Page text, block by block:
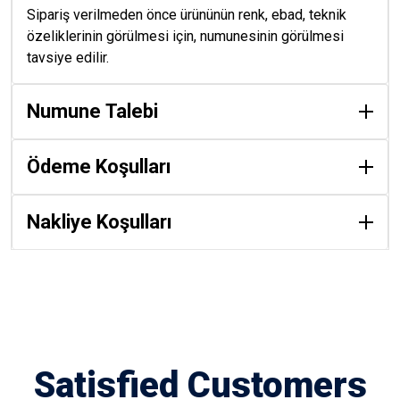
Sipariş verilmeden önce ürününün renk, ebad, teknik
özeliklerinin görülmesi için, numunesinin görülmesi
tavsiye edilir.
Numune Talebi
Ödeme Koşulları
Nakliye Koşulları
Satisfied Customers